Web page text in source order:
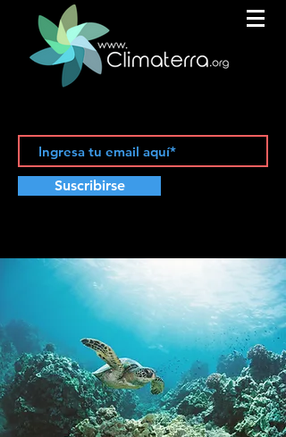
Suscribirse